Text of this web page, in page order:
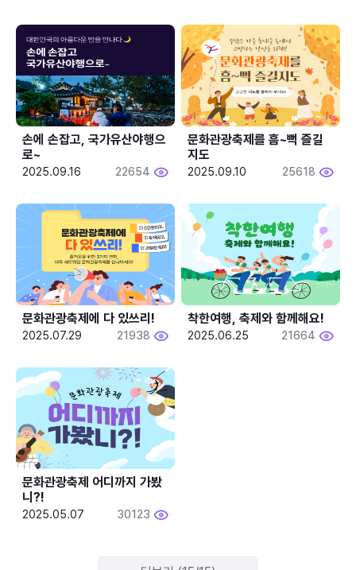
손에 손잡고, 국가유산야행으
로~
2025.09.16 22654
문화관광축제를 흠~뻑 즐길
지도
2025.09.10 25618
문화관광축제에 다 있쓰리!
2025.07.29 21938
착한여행, 축제와 함께해요!
2025.06.25 21664
문화관광축제 어디까지 가봤
니?!
2025.05.07 30123